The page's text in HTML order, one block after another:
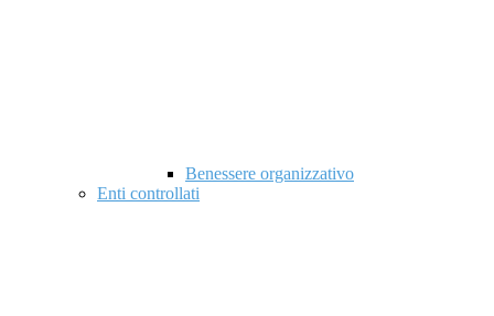
Benessere organizzativo
Enti controllati